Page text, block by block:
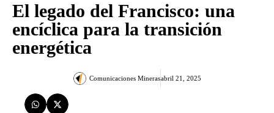
El legado del Francisco: una
encíclica para la transición
energética
Comunicaciones Minerasabril 21, 2025